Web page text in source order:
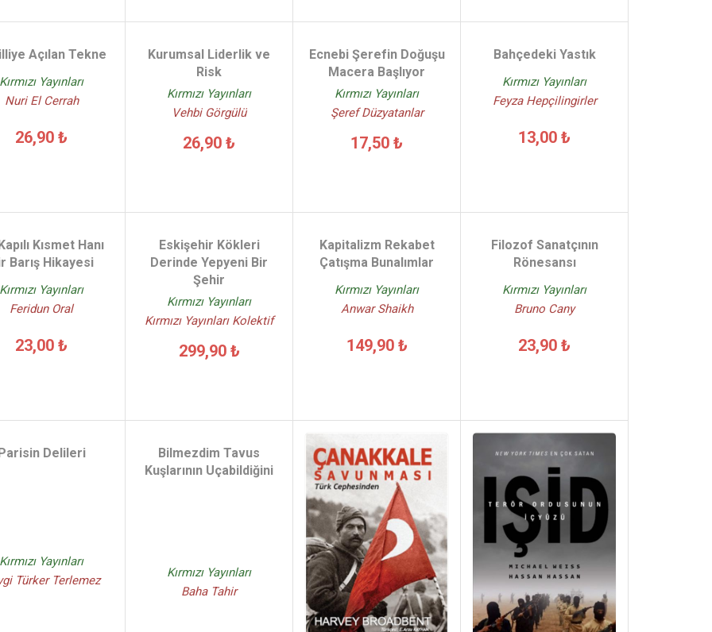
Açılan Tekne
Kırmızı Yayınları
Nuri El Cerrah
26,90 ₺
Kurumsal Liderlik ve
Risk
Kırmızı Yayınları
Vehbi Görgülü
26,90 ₺
Ecnebi Şerefin Doğuşu
Macera Başlıyor
Kırmızı Yayınları
Şeref Düzyatanlar
17,50 ₺
Bahçedeki Yastık
Kırmızı Yayınları
Feyza Hepçilingirler
13,00 ₺
Kısmet Hanı
Barış Hikayesi
Kırmızı Yayınları
Feridun Oral
23,00 ₺
Eskişehir Kökleri
Derinde Yepyeni Bir
Şehir
Kırmızı Yayınları
Kırmızı Yayınları Kolektif
299,90 ₺
Kapitalizm Rekabet
Çatışma Bunalımlar
Kırmızı Yayınları
Anwar Shaikh
149,90 ₺
Filozof Sanatçının
Rönesansı
Kırmızı Yayınları
Bruno Cany
23,90 ₺
Delileri
Kırmızı Yayınları
Türker Terlemez
Bilmezdim Tavus
Kuşlarının Uçabildiğini
Kırmızı Yayınları
Baha Tahir